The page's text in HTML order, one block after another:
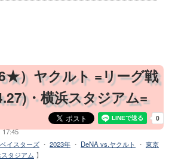
）ヤクルト =リーグ戦
・横浜スタジアム=
17:45
イスターズ ・ 2023年 ・ DeNA vs.ヤクルト ・ 東京
タジアム 】